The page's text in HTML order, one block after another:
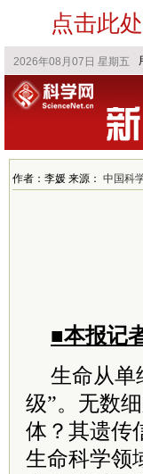
点击此
作者：李媛 来源： 中国科
■本报记
生命从单
级”。无数
体？其遗传
生命科学领